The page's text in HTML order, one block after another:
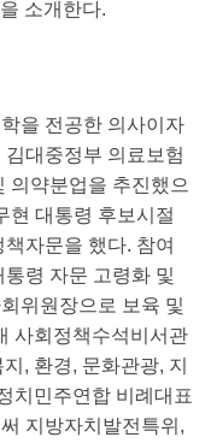
소개한다.
을 전공한 의사이자
김대중정부 의료보험
의약분업을 추진했으
현 대통령 후보시절
책자문을 했다. 참여
통령 자문 고령화 및
위원장으로 보육 및
사회정책수석비서관
, 환경, 문화관광, 지
치민주연합 비례대표
지방자치발전특위,